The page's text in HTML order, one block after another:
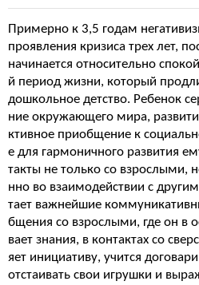
Примерно к 3,5 годам
проявления кризиса трех лет,
начинается относительно
й период жизни, который
дошкольное детство. Ребенок
ние окружающего мира,
ктивное приобщение к
е для гармоничного развития
такты не только со взрослыми,
нно во взаимодействии с
тает важнейшие
бщения со взрослыми, где он в
вает знания, в контактах со
яет инициативу, учится
отстаивать свои игрушки и